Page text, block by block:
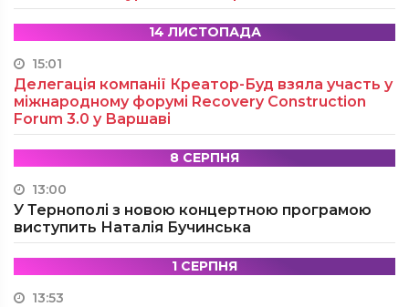
14 ЛИСТОПАДА
15:01
Делегація компанії Креатор-Буд взяла участь у
міжнародному форумі Recovery Construction
Forum 3.0 у Варшаві
8 СЕРПНЯ
13:00
У Тернополі з новою концертною програмою
виступить Наталія Бучинська
1 СЕРПНЯ
13:53